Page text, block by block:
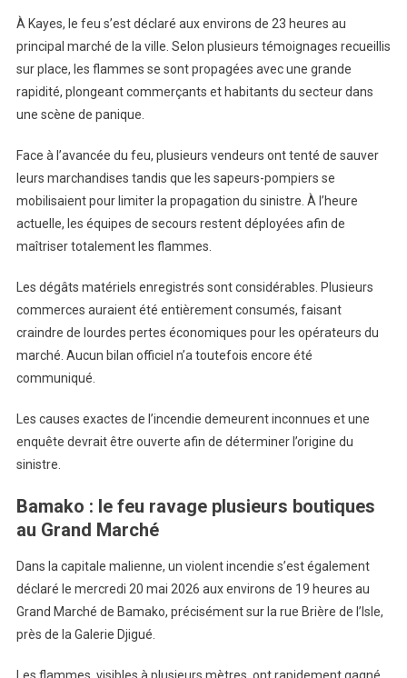
Frappés
Par
De
Violents
La
À Kayes, le feu s’est déclaré aux environs de 23 heures au
principal marché de la ville. Selon plusieurs témoignages recueillis
sur place, les flammes se sont propagées avec une grande
rapidité, plongeant commerçants et habitants du secteur dans
une scène de panique.
Face à l’avancée du feu, plusieurs vendeurs ont tenté de sauver
leurs marchandises tandis que les sapeurs-pompiers se
mobilisaient pour limiter la propagation du sinistre. À l’heure
actuelle, les équipes de secours restent déployées afin de
maîtriser totalement les flammes.
Les dégâts matériels enregistrés sont considérables. Plusieurs
commerces auraient été entièrement consumés, faisant
craindre de lourdes pertes économiques pour les opérateurs du
marché. Aucun bilan officiel n’a toutefois encore été
communiqué.
Les causes exactes de l’incendie demeurent inconnues et une
enquête devrait être ouverte afin de déterminer l’origine du
sinistre.
Bamako : le feu ravage plusieurs boutiques
au Grand Marché
Dans la capitale malienne, un violent incendie s’est également
déclaré le mercredi 20 mai 2026 aux environs de 19 heures au
Grand Marché de Bamako, précisément sur la rue Brière de l’Isle,
près de la Galerie Djigué.